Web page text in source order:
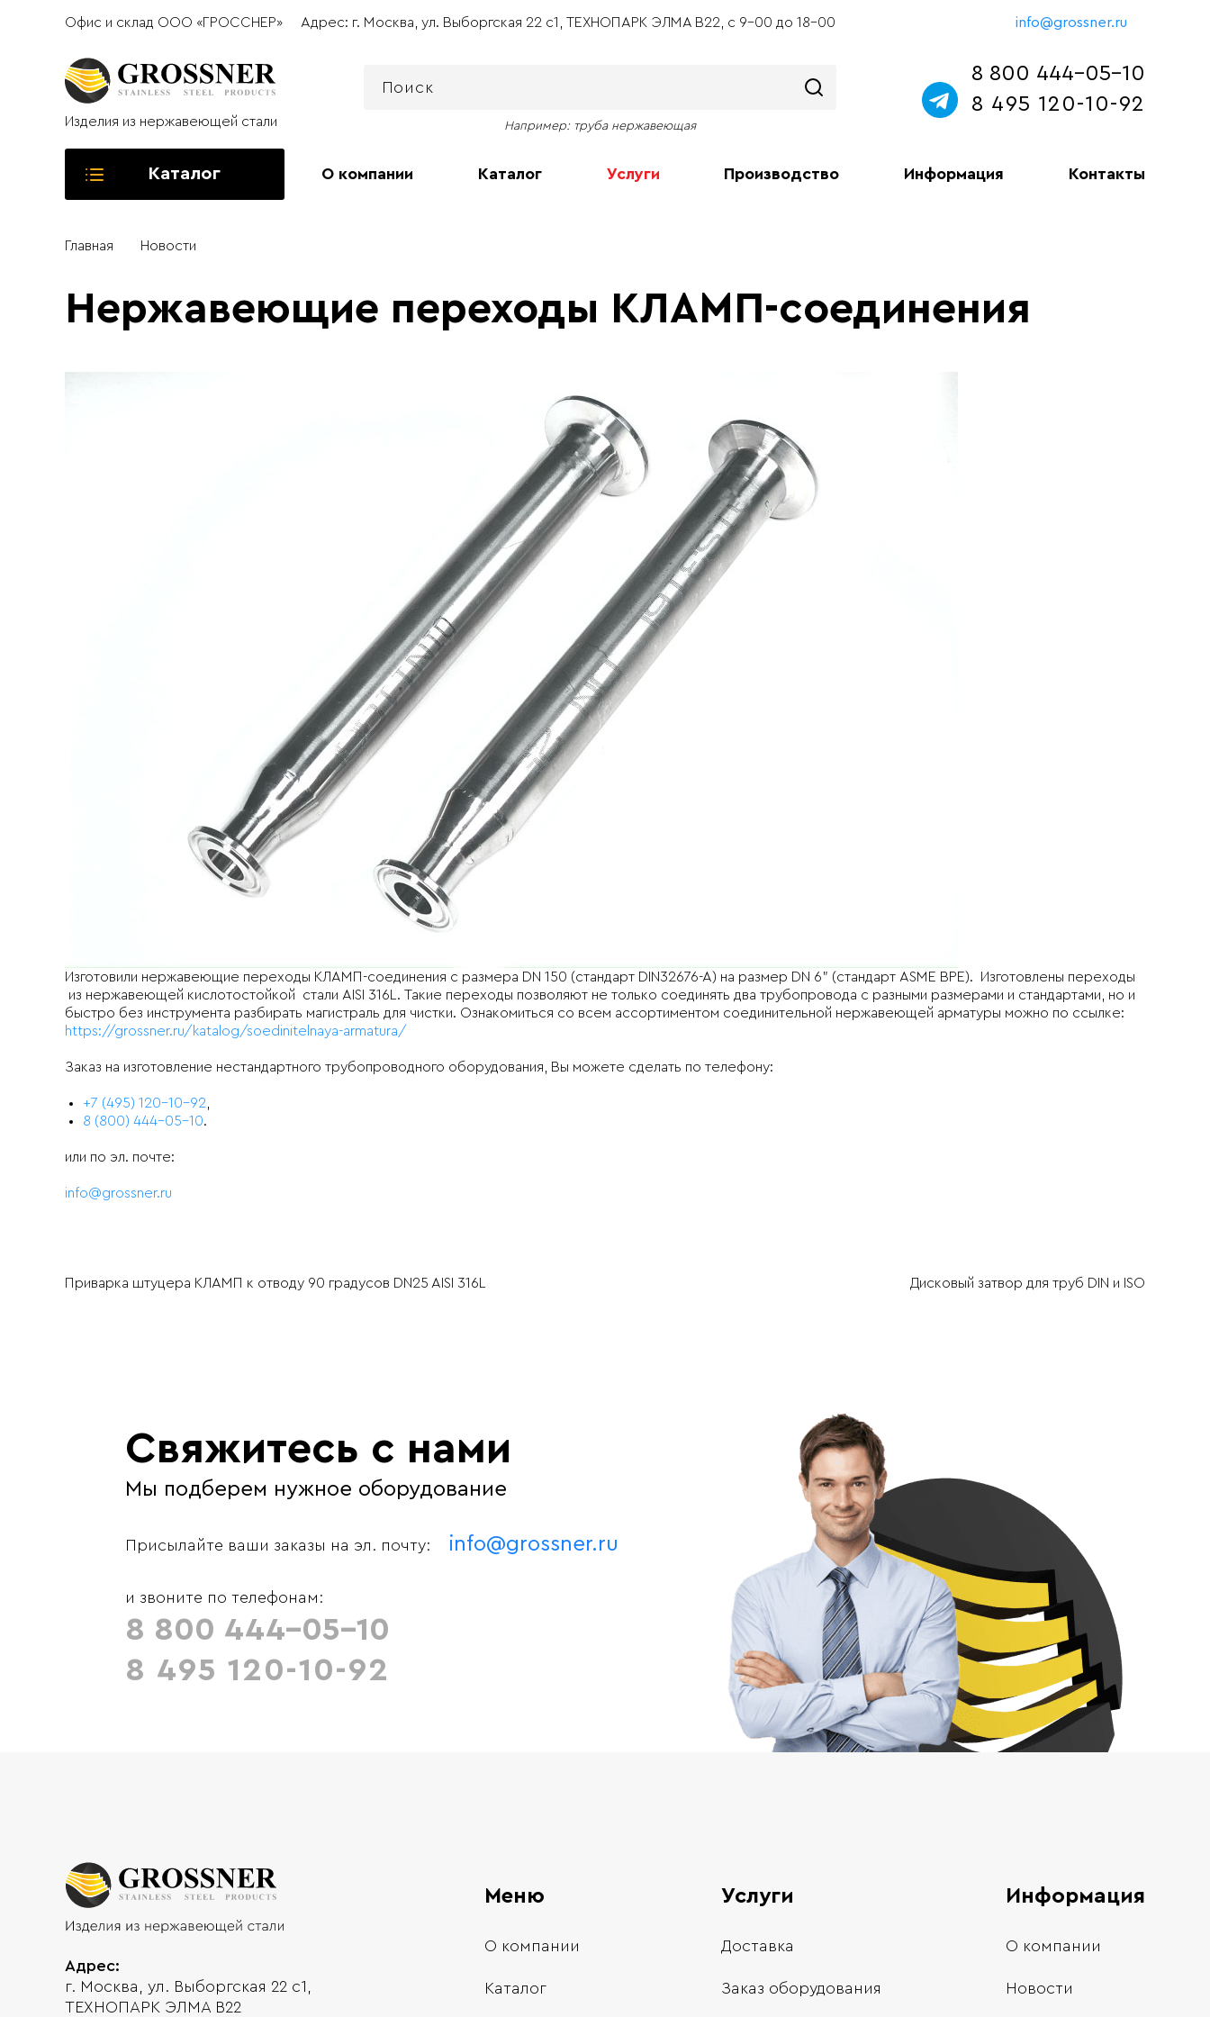
Офис и склад ООО «ГРОССНЕР» Адрес: г. Москва, ул. Выборгская 22 с1, ТЕХНОПАРК ЭЛМА В22, с 9-00 до 18-00 info@grossner.ru
Изделия из нержавеющей стали Например: труба нержавеющая
8 800 444-05-10
8 495 120-10-92
Каталог О компании Каталог Услуги Производство Информация Контакты
Главная Новости
Нержавеющие переходы КЛАМП-соединения
Изготовили нержавеющие переходы КЛАМП-соединения с размера DN 150 (стандарт DIN32676-A) на размер DN 6” (стандарт ASME BPE). Изготовлены переходы
из нержавеющей кислотостойкой стали AISI 316L. Такие переходы позволяют не только соединять два трубопровода с разными размерами и стандартами, но и
быстро без инструмента разбирать магистраль для чистки. Ознакомиться со всем ассортиментом соединительной нержавеющей арматуры можно по ссылке:
https://grossner.ru/katalog/soedinitelnaya-armatura/
Заказ на изготовление нестандартного трубопроводного оборудования, Вы можете сделать по телефону:
+7 (495) 120-10-92
8 (800) 444-05-10.
или по эл. почте:
info@grossner.ru
Приварка штуцера КЛАМП к отводу 90 градусов DN25 AISI 316L Дисковый затвор для труб DIN и ISO
Свяжитесь с нами
Мы подберем нужное оборудование
Присылайте ваши заказы на эл. почту: info@grossner.ru
и звоните по телефонам:
8 800 444-05-10
8 495 120-10-92
Адрес:
г. Москва, ул. Выборгская 22 с1,
ТЕХНОПАРК ЭЛМА В22
Меню
О компании
Каталог
Услуги
Доставка
Заказ оборудования
Информация
О компании
Новости